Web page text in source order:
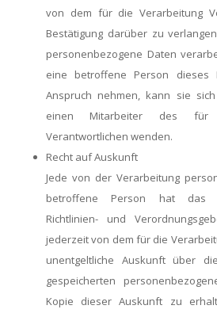
von dem für die Verarbeitung
Bestätigung darüber zu
personenbezogene Daten
eine betroffene Person dieses
Anspruch nehmen, kann sie
einen Mitarbeiter des für
Verantwortlichen wenden.
Recht auf Auskunft
Jede von der Verarbeitung
betroffene Person hat das
Richtlinien- und
jederzeit von dem für die
unentgeltliche Auskunft über
gespeicherten
Kopie dieser Auskunft zu